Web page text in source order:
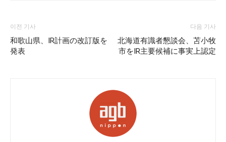
이전 기사
和歌山県、IR計画の改訂版を
発表
다음 기사
北海道有識者懇談会、苫小牧
市をIR主要候補に事実上認定